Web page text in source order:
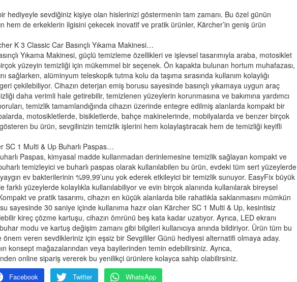
hediyeyle sevdiğiniz kişiye olan hislerinizi göstermenin tam zamanı. Bu özel günün
hem de erkeklerin ilgisini çekecek inovatif ve pratik ürünler, Kärcher’in geniş ürün
K 3 Classic Car Basınçlı Yıkama Makinesi…
Yıkama Makinesi, güçlü temizleme özellikleri ve işlevsel tasarımıyla araba, motosiklet
yüzeyin temizliği için mükemmel bir seçenek. Ön kapakta bulunan hortum muhafazası,
sağlarken, alüminyum teleskopik tutma kolu da taşıma sırasında kullanım kolaylığı
çekilebiliyor. Cihazın deterjan emiş borusu sayesinde basınçlı yıkamaya uygun araç
daha verimli hale getirebilir, temizlenen yüzeylerin korunmasına ve bakımına yardımcı
temizlik tamamlandığında cihazın üzerinde entegre edilmiş alanlarda kompakt bir
motosikletlerde, bisikletlerde, bahçe makinelerinde, mobilyalarda ve benzer birçok
bu ürün, sevgilinizin temizlik işlerini hem kolaylaştıracak hem de temizliği keyifli
SC 1 Multi & Up Buharlı Paspas…
Paspas, kimyasal madde kullanmadan derinlemesine temizlik sağlayan kompakt ve
temizleyici ve buharlı paspas olarak kullanılabilen bu ürün, evdeki tüm sert yüzeylerde
ev bakterilerinin %99,99’unu yok ederek etkileyici bir temizlik sunuyor. EasyFix büyük
farklı yüzeylerde kolaylıkla kullanılabiliyor ve evin birçok alanında kullanılarak bireysel
ve pratik tasarımı, cihazın en küçük alanlarda bile rahatlıkla saklanmasını mümkün
sayesinde 30 saniye içinde kullanıma hazır olan Kärcher SC 1 Multi & Up, kesintisiz
kireç çözme kartuşu, cihazın ömrünü beş kata kadar uzatıyor. Ayrıca, LED ekranı
modu ve kartuş değişim zamanı gibi bilgileri kullanıcıya anında bildiriyor. Ürün tüm bu
veren sevdikleriniz için eşsiz bir Sevgililer Günü hediyesi alternatifi olmaya aday.
konsept mağazalarından veya bayilerinden temin edebilirsiniz. Ayrıca,
online sipariş vererek bu yenilikçi ürünlere kolayca sahip olabilirsiniz.
Facebook Twitter WhatsApp